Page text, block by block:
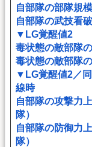
自部隊の部隊規
自部隊の武技看
▼LG覚醒値2
毒状態の敵部隊
毒状態の敵部隊
▼LG覚醒値2／
線時
自部隊の攻撃力
隊）
自部隊の防御力
隊）